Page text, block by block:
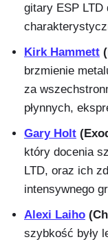
gitary ESP LTD
Kirk Hammett
brzmienie
za
płynnych,
Gary Holt
który docenia
LTD, oraz ich
intensywnego
Alexi Laiho
szybkość były